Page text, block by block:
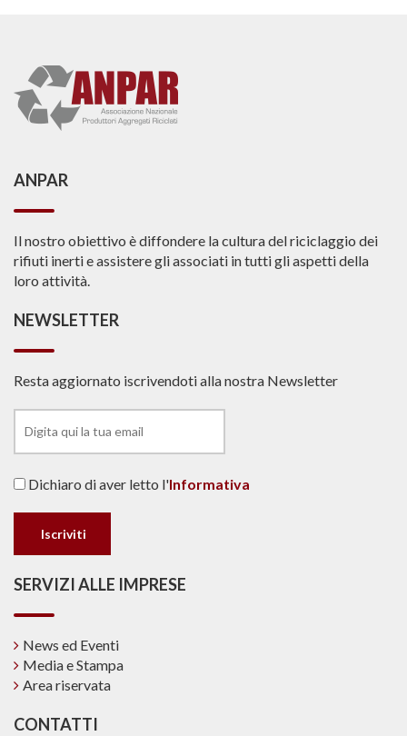
ANPAR
Il nostro obiettivo è diffondere la cultura del riciclaggio dei
rifiuti inerti e assistere gli associati in tutti gli aspetti della
loro attività.
NEWSLETTER
Resta aggiornato iscrivendoti alla nostra Newsletter
Dichiaro di aver letto l'Informativa
SERVIZI ALLE IMPRESE
News ed Eventi
Media e Stampa
Area riservata
CONTATTI